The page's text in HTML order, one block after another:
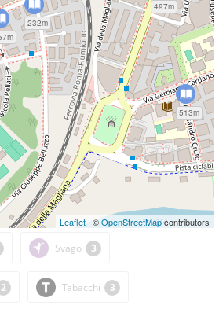
513m
232m
497m
Leaflet | ©OpenStreetMapcontributors
Svago 3
2 Tabacchi 3